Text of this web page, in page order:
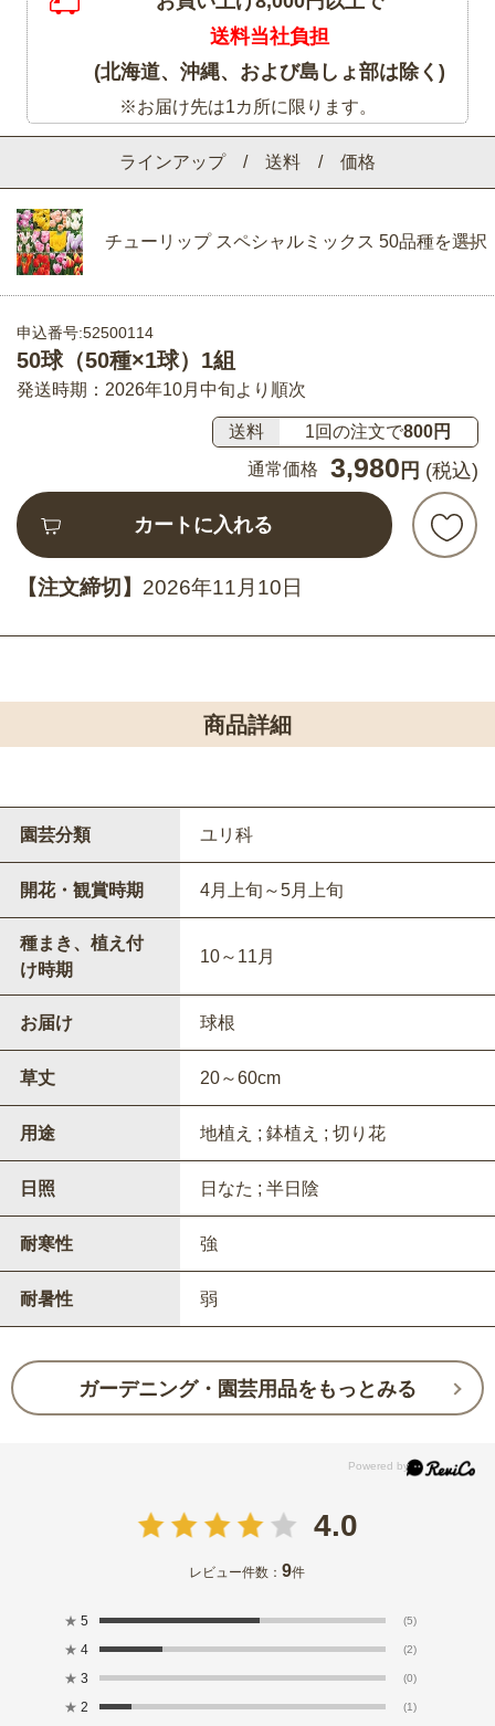
ラインアップ / 送料 / 価格
チューリップ スペシャルミックス 50品種を選択
申込番号:52500114
50球（50種×1球）1組
発送時期：2026年10月中旬より順次
送料 1回の注文で800円
通常価格
3,980 円 (税込)
カートに入れる
【注文締切】 2026年11月10日
送料当社負担
(北海道、沖縄、および島しょ部は除く)
※お届け先は1カ所に限ります。
商品詳細
園芸分類 ユリ科
開花・観賞時期 4月上旬～5月上旬
種まき、植え付
け時期
10～11月
お届け 球根
草丈 20～60cm
用途 地植え ; 鉢植え ; 切り花
日照 日なた ; 半日陰
耐寒性 強
耐暑性 弱
ガーデニング・園芸用品をもっとみる
4.0
レビュー件数：9件
★ 5 (5)
★ 4 (2)
★ 3 (0)
★ 2 (1)